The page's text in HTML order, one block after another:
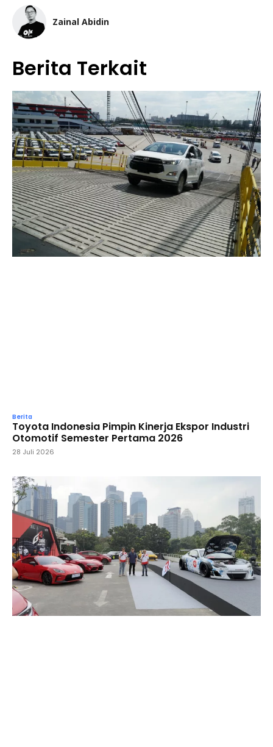
Zainal Abidin
Berita Terkait
Berita
Toyota Indonesia Pimpin Kinerja Ekspor Industri
Otomotif Semester Pertama 2026
28 Juli 2026